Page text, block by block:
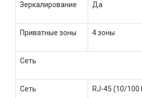
Зеркалирование Да
Приватные зоны 4 зоны
Сеть
Сеть RJ-45 (10/100